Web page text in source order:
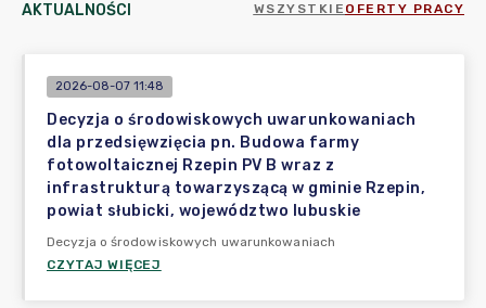
AKTUALNOŚCI WSZYSTKIE OFERTY PRACY
2026-08-07 11:48
Decyzja o środowiskowych uwarunkowaniach
dla przedsięwzięcia pn. Budowa farmy
fotowoltaicznej Rzepin PV B wraz z
infrastrukturą towarzyszącą w gminie Rzepin,
powiat słubicki, województwo lubuskie
Decyzja o środowiskowych uwarunkowaniach
CZYTAJ WIĘCEJ